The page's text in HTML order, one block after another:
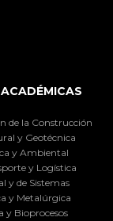
de la Construcción
y Geotécnica
y Ambiental
y Logística
y de Sistemas
y Metalúrgica
y Bioprocesos